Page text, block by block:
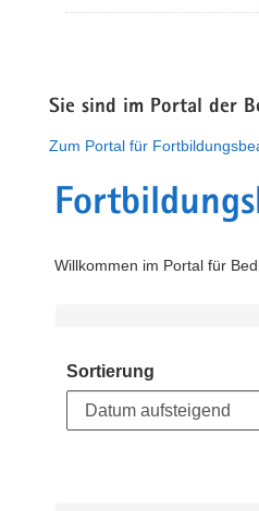
Sie sind im Portal der
Zum Portal für
Willkommen im Portal für
Sortierung